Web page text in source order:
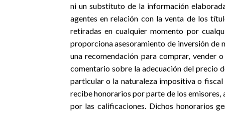
ni un substituto de la información
agentes en relación con la venta de los
retiradas en cualquier momento por
proporciona asesoramiento de inversión de
una recomendación para comprar, vender
comentario sobre la adecuación del precio
particular o la naturaleza impositiva o fiscal
recibe honorarios por parte de los
por las calificaciones. Dichos honorarios